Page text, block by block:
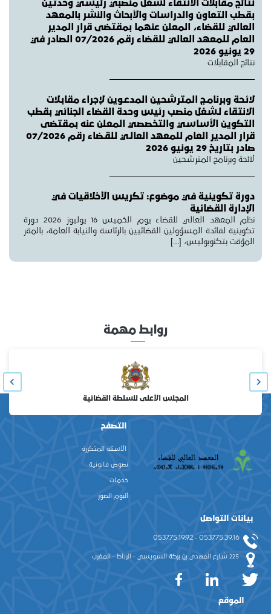
نتائج مقابلات الانتقاء لشغل منصبي رئيسي وحدتين
بقطب التعاون والدراسات والأبحاث والنشر بالمعهد
العالي للقضاء، المعلن عنهما بمقتضى قرار المدير
العام للمعهد العالي للقضاء رقم 07/2026 الصادر في
29 يونيو 2026
نتائج المقابلات
لائـحة وبرنامـج المترشحين المدعـوين لإجراء مقابـلات
الانتقاء لـشغل منصب رئيس وحدة القضاء الجنائي بقطب
التكوين الأساسي والتخصصي المعلن عنه بمقتضى
قرار المدير العام للمعهد العالـي للقـضاء رقم 07/2026
صادر بتاريخ 29 يونيو 2026
لائحة وبرنامج المترشحين
دورة تكوينية في موضوع: تكريس الأخلاقيات في
الإدارة القضائية
نظم المعهد العالي للقضاء يوم الخميس 16 يوليوز 2026 دورة
تكوينية لفائدة المسؤولين القضائيين بالرئاسة والنيابة العامة، بالمقر
المؤقت بتكنوبوليس، […]
روابط مهمة
المجلس الأعلى للسلطة القضائية
التصفح
الأسئلة المتكررة
نصوص قانونية
خدمات
ألبوم الصور
بيانات التواصل
0537.75.39.16 - 0537.75.19.92
225 شارع المهدي بن بركة السويسي - الرباط - المغرب
الموقع